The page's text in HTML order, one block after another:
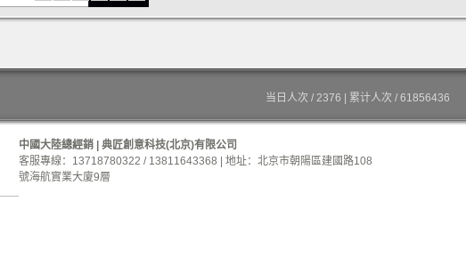
当日人次 / 2376 | 累计人次 / 61856436
中國大陸總經銷 | 典匠創意科技(北京)有限公司
客服專線：13718780322 / 13811643368 | 地址：北京市朝陽區建國路108
號海航實業大廈9層